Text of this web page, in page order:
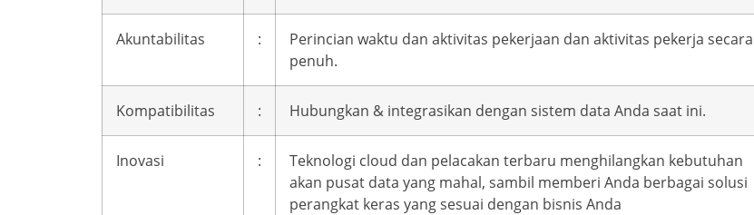
Akuntabilitas :
Perincian waktu dan aktivitas pekerjaan dan aktivitas pekerja secara
penuh.
Kompatibilitas : Hubungkan & integrasikan dengan sistem data Anda saat ini.
Inovasi :
Teknologi cloud dan pelacakan terbaru menghilangkan kebutuhan
akan pusat data yang mahal, sambil memberi Anda berbagai solusi
perangkat keras yang sesuai dengan bisnis Anda